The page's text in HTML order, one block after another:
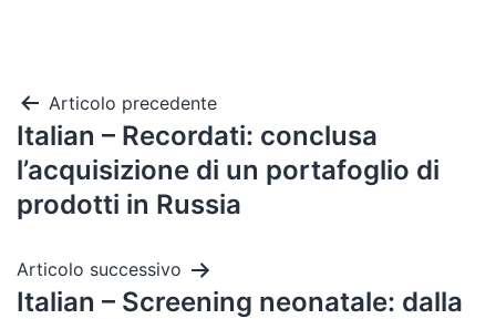
Articolo precedente
Italian – Recordati: conclusa
l’acquisizione di un portafoglio di
prodotti in Russia
Articolo successivo
Italian – Screening neonatale: dalla